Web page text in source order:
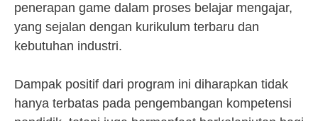
penerapan game dalam proses belajar mengajar,
yang sejalan dengan kurikulum terbaru dan
kebutuhan industri.
Dampak positif dari program ini diharapkan tidak
hanya terbatas pada pengembangan kompetensi